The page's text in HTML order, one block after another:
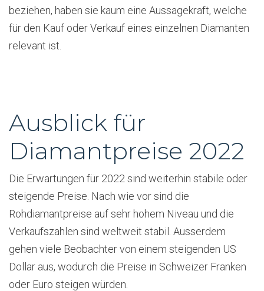
beziehen, haben sie kaum eine Aussagekraft, welche
für den Kauf oder Verkauf eines einzelnen Diamanten
relevant ist.
Ausblick für
Diamantpreise 2022
Die Erwartungen für 2022 sind weiterhin stabile oder
steigende Preise. Nach wie vor sind die
Rohdiamantpreise auf sehr hohem Niveau und die
Verkaufszahlen sind weltweit stabil. Ausserdem
gehen viele Beobachter von einem steigenden US
Dollar aus, wodurch die Preise in Schweizer Franken
oder Euro steigen würden.